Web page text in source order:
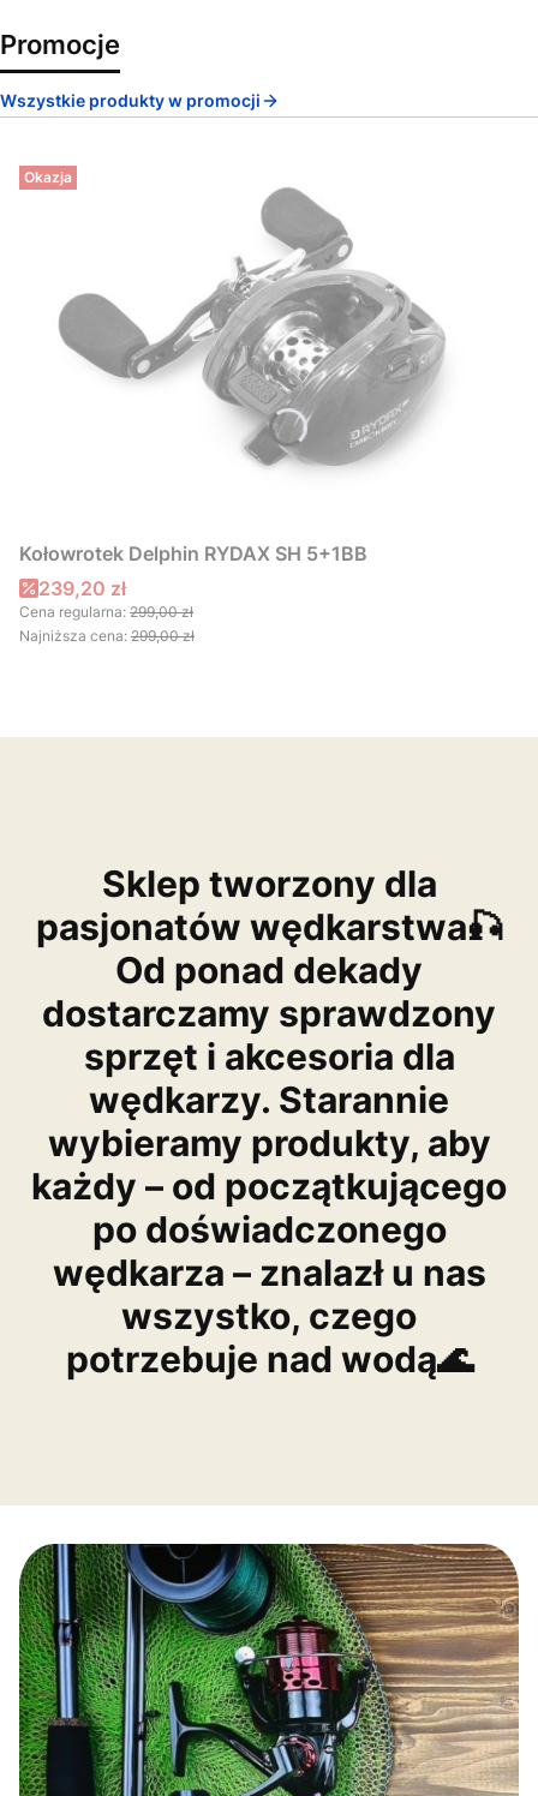
Promocje
Wszystkie produkty w promocji
Okazja
Kołowrotek Delphin RYDAX SH 5+1BB
Cena promocyjna
239,20 zł
Cena regularna: 299,00 zł
Najniższa cena: 299,00 zł
Sklep tworzony dla
pasjonatów wędkarstwa🎣
Od ponad dekady
dostarczamy sprawdzony
sprzęt i akcesoria dla
wędkarzy. Starannie
wybieramy produkty, aby
każdy – od początkującego
po doświadczonego
wędkarza – znalazł u nas
wszystko, czego
potrzebuje nad wodą🌊